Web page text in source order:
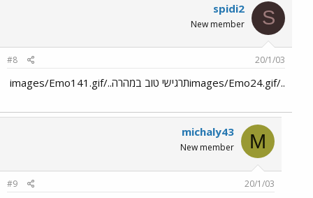
S
spidi2
New member
20/1/03
#8
../images/Emo24.gifתרגישי טוב במהרה../images/Emo141.gif
M
michaly43
New member
20/1/03
#9